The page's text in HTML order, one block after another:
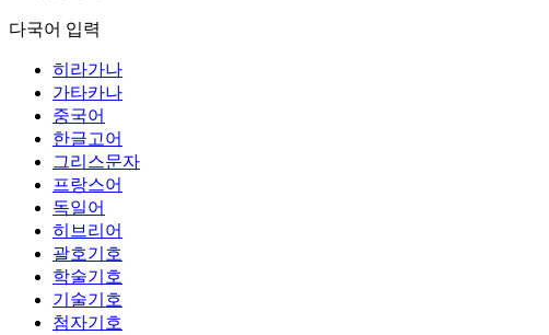
다국어 입력
히라가나
가타카나
중국어
한글고어
그리스문자
프랑스어
독일어
히브리어
괄호기호
학술기호
기술기호
첨자기호